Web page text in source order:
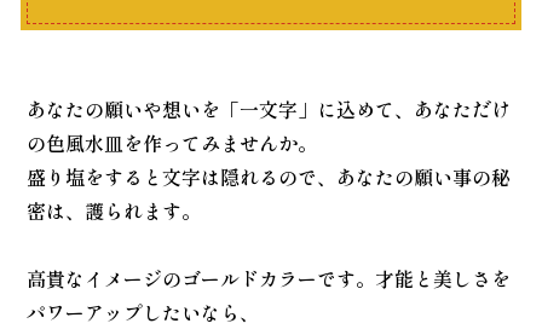
あなたの願いや想いを「一文字」に込めて、あなただけ
の色風水皿を作ってみませんか。
盛り塩をすると文字は隠れるので、あなたの願い事の秘
密は、護られます。
高貴なイメージのゴールドカラーです。才能と美しさを
パワーアップしたいなら、